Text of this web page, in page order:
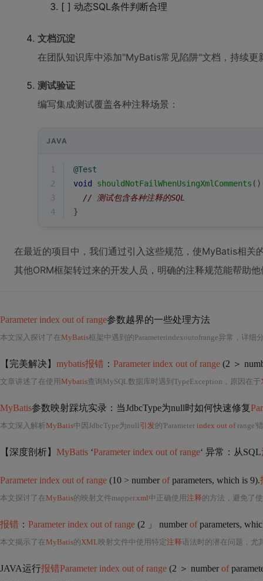
[ ] 动态SQL条件判断合理
文档沉淀
在团队知识库中添加"MyBatis常见陷阱"文档，持续更
测试验证
编写集成测试覆盖各种注释场景：
JAVA
1
@Test
2
void shouldNotFailWhenUsingXmlComments ()
3
// 测试包含各种注释的SQL
4
}
在最近的项目中，我们通过引入这些规范，使MyBatis相关
其他ORM框架转过来的开发人员，明确的注释规范能帮助
Parameter index out of range参数越界的一些处理方法
本文深入探讨了在MyBatis框架中遇到的Parameterindexoutofrange异常，详细分析了在Mapper层方法参数与SQL
【完美解决】 mybatis报错 ： Parameter index out of range (2 ＞
文章讲述了在使用Mybatis查询MySQL数据库时遇到TypeException，原因在于
MyBatis参数映射踩坑实录：当JdbcType为null时如何快速修复
本文深入解析MyBatis中因JdbcType为null引发的'Parameter index out ofrange'
【深度剖析】 MyBatis ‘Parameter index out of range‘ 异常：从SQL
Parameter index out of range (10 > number ofparameters, which is 9).
本文探讨了在MyBatis的映射文件mapper.xml中正确使用注释的方法，避免了
报错 ： Parameter index out of range (2 」 number ofparameters,
本文揭示了在MyBatis的XML映射文件中使用特定注释语法时的潜在问题，尤
JAVA运行报错Parameter index out of range (2 ＞ number of